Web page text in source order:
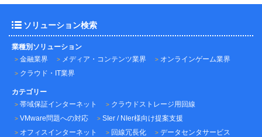
ソリューション検索
業種別ソリューション
金融業界
メディア・コンテンツ業界
オンラインゲーム業界
クラウド・IT業界
カテゴリー
帯域保証インターネット
クラウドストレージ用回線
VMware問題への対応
SIer / NIer様向け提案支援
オフィスインターネット
回線冗長化 データセンタサービス